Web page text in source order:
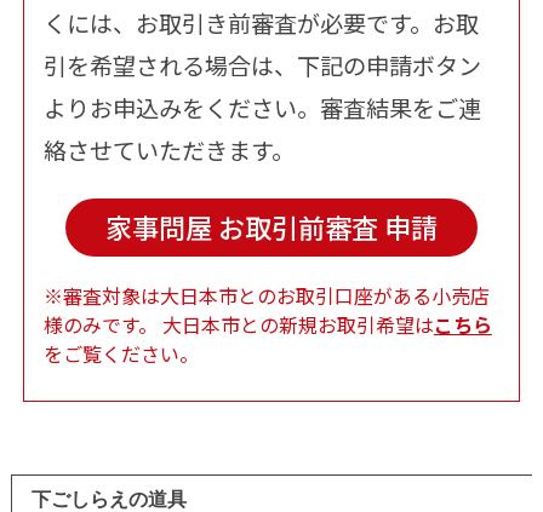
くには、お取引き前審査が必要です。お取
引を希望される場合は、下記の申請ボタン
よりお申込みをください。審査結果をご連
絡させていただきます。
家事問屋 お取引前審査 申請
※審査対象は大日本市とのお取引口座がある小売店
様のみです。
大日本市との新規お取引希望はこちら
をご覧ください。
下ごしらえの道具